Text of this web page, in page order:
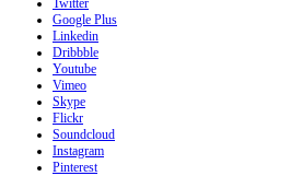
Twitter
Google Plus
Linkedin
Dribbble
Youtube
Vimeo
Skype
Flickr
Soundcloud
Instagram
Pinterest